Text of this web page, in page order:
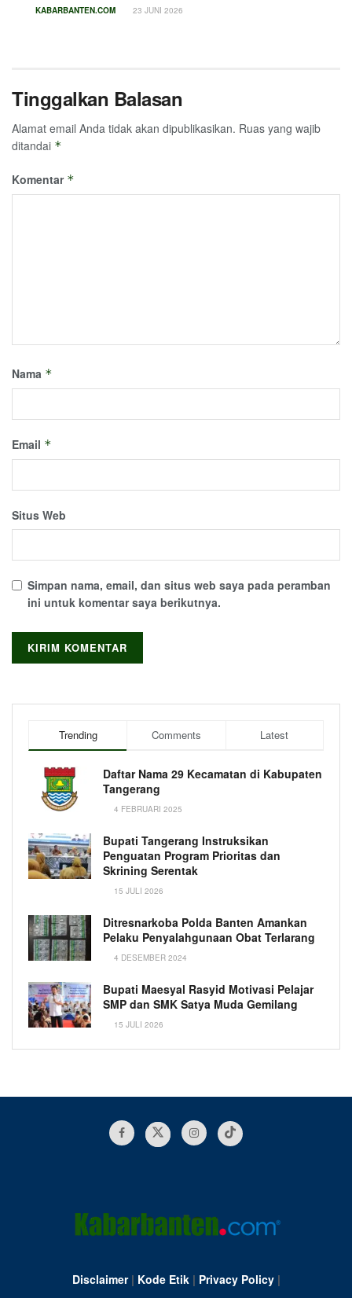
KABARBANTEN.COM 23 JUNI 2026
Tinggalkan Balasan
Alamat email Anda tidak akan dipublikasikan. Ruas yang wajib
ditandai *
Komentar *
Nama *
Email *
Situs Web
Simpan nama, email, dan situs web saya pada peramban
ini untuk komentar saya berikutnya.
Trending Comments Latest
Daftar Nama 29 Kecamatan di Kabupaten
Tangerang
4 FEBRUARI 2025
Bupati Tangerang Instruksikan
Penguatan Program Prioritas dan
Skrining Serentak
15 JULI 2026
Ditresnarkoba Polda Banten Amankan
Pelaku Penyalahgunaan Obat Terlarang
4 DESEMBER 2024
Bupati Maesyal Rasyid Motivasi Pelajar
SMP dan SMK Satya Muda Gemilang
15 JULI 2026
Disclaimer| Kode Etik| Privacy Policy|